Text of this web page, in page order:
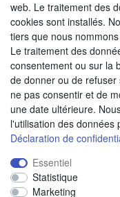
Autres modes de
Paiement à
Paiement anticipé
Nous trouver
web. Le traitement des
cookies sont installés.
tiers que nous
Le traitement des
consentement ou sur la
de donner ou de
ne pas consentir et de
une date ultérieure.
l'utilisation des données
Déclaration de
Essentiel
Statistique
Marketing